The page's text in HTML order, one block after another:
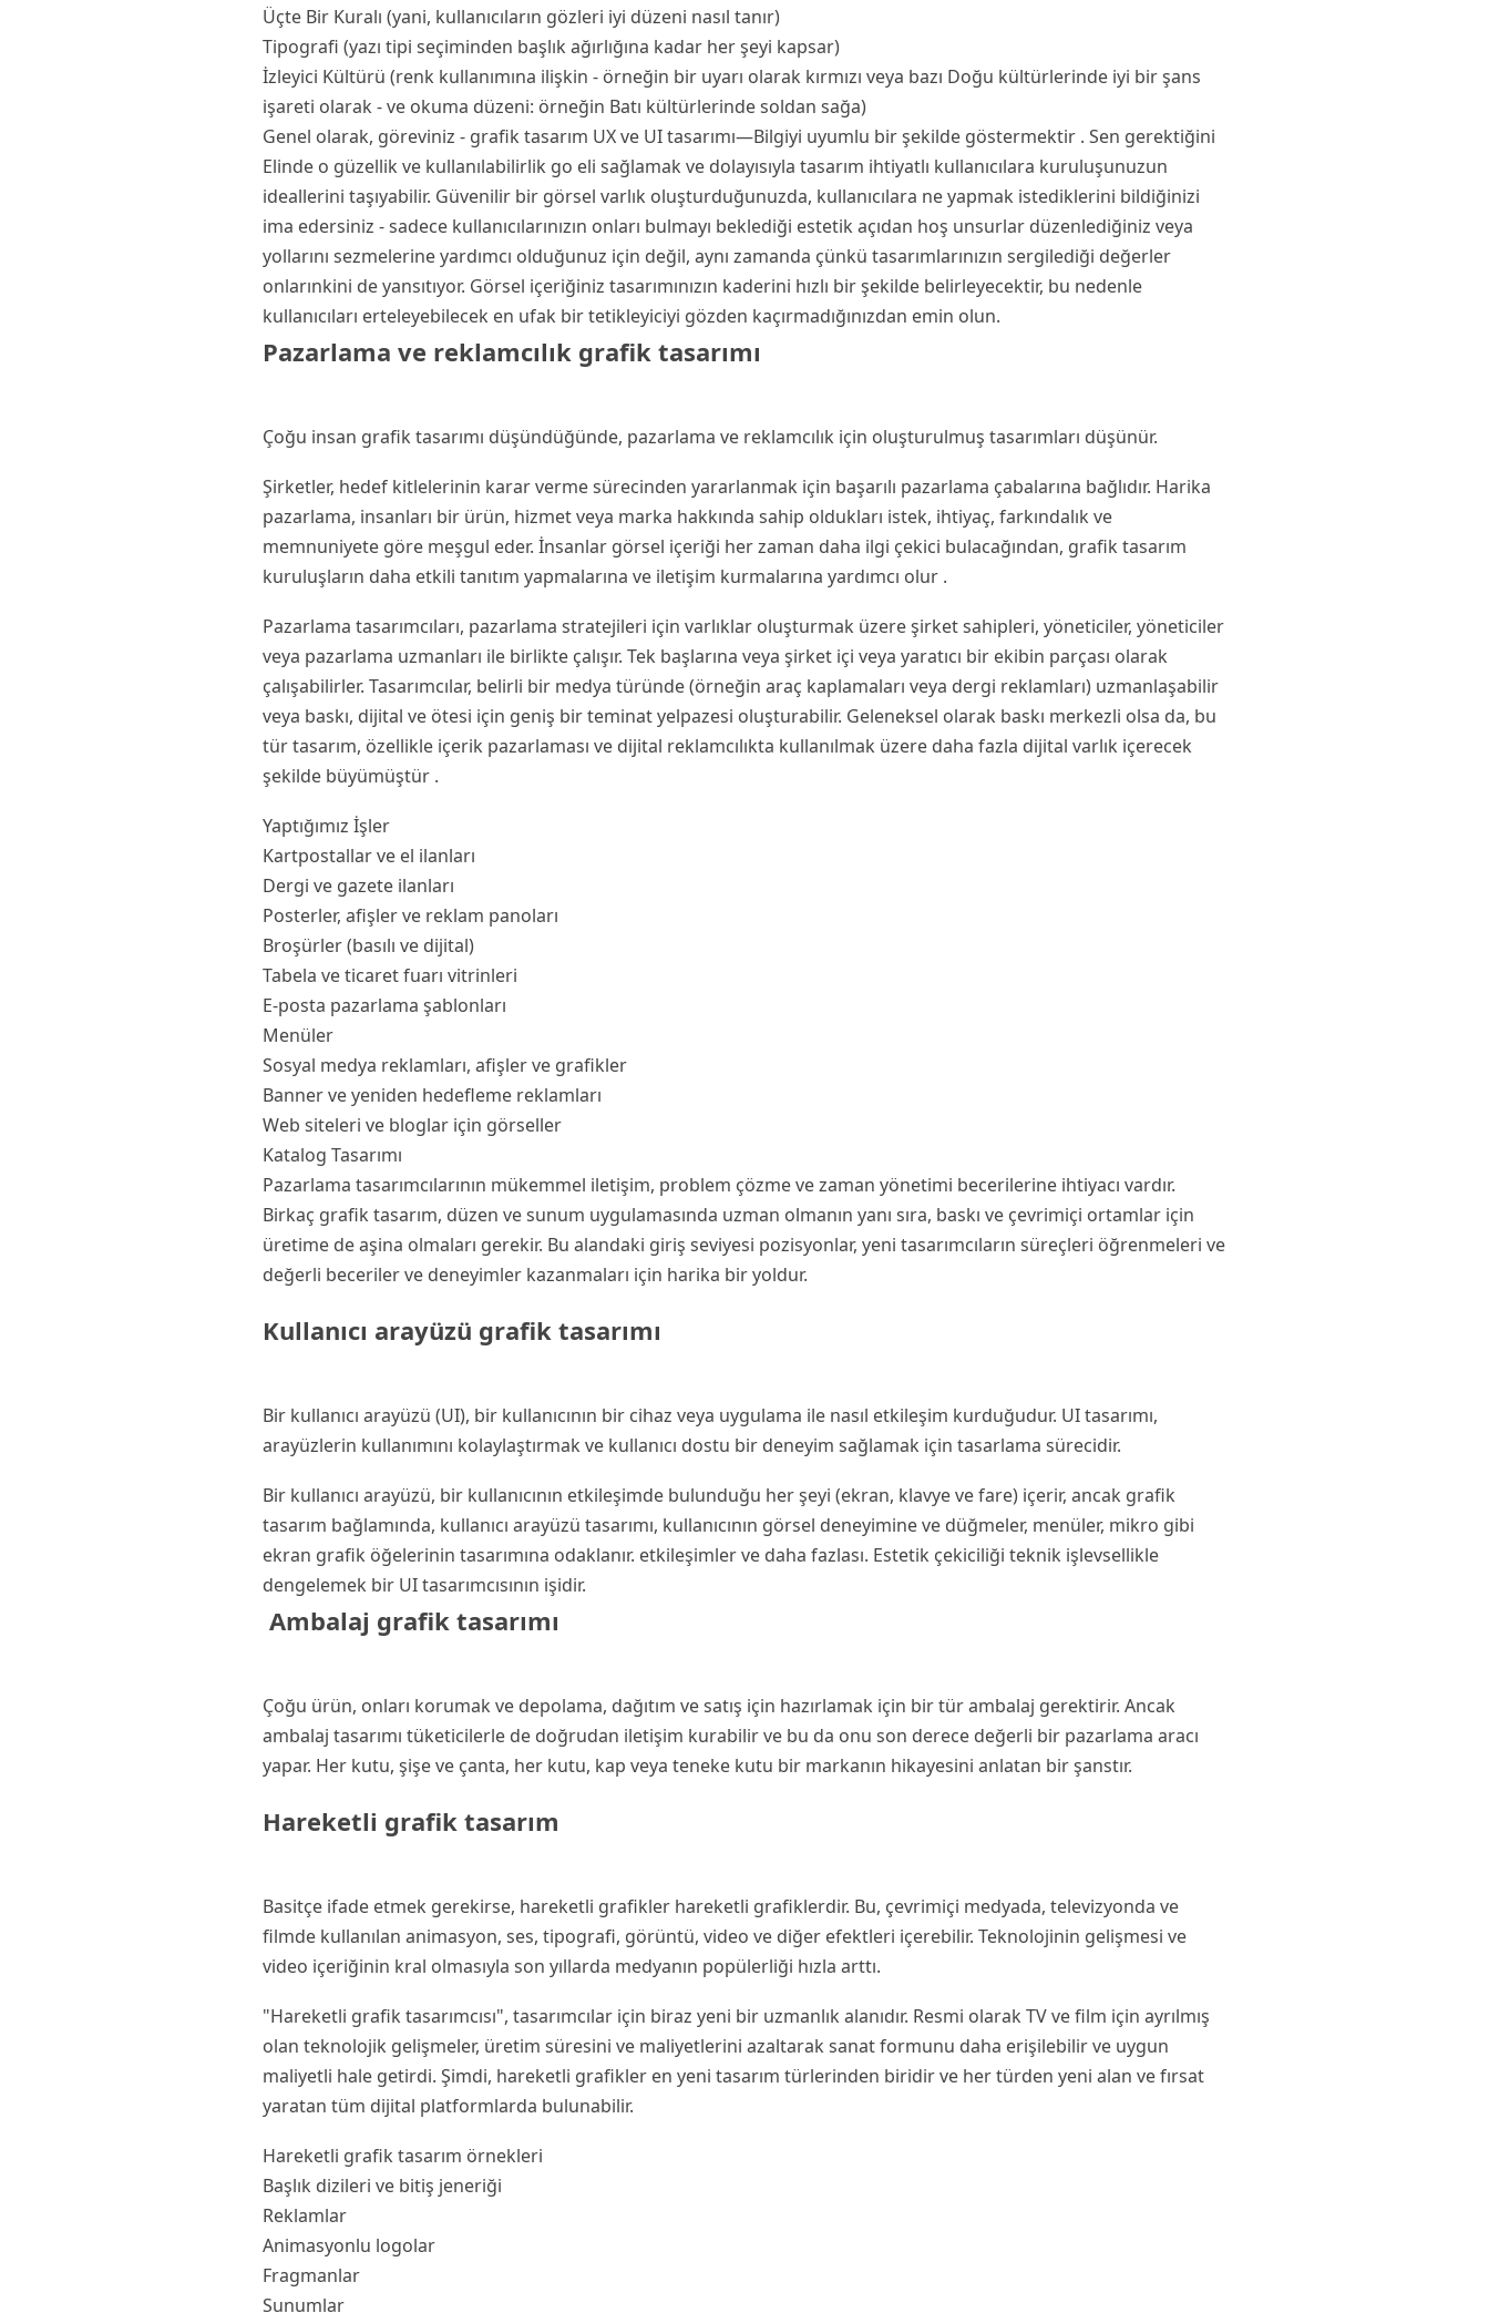
Üçte Bir Kuralı (yani, kullanıcıların gözleri iyi düzeni nasıl tanır)
Tipografi (yazı tipi seçiminden başlık ağırlığına kadar her şeyi kapsar)
İzleyici Kültürü (renk kullanımına ilişkin - örneğin bir uyarı olarak kırmızı veya bazı Doğu kültürlerinde iyi bir şans
işareti olarak - ve okuma düzeni: örneğin Batı kültürlerinde soldan sağa)
Genel olarak, göreviniz - grafik tasarım UX ve UI tasarımı—Bilgiyi uyumlu bir şekilde göstermektir . Sen gerektiğini
Elinde o güzellik ve kullanılabilirlik go eli sağlamak ve dolayısıyla tasarım ihtiyatlı kullanıcılara kuruluşunuzun
ideallerini taşıyabilir. Güvenilir bir görsel varlık oluşturduğunuzda, kullanıcılara ne yapmak istediklerini bildiğinizi
ima edersiniz - sadece kullanıcılarınızın onları bulmayı beklediği estetik açıdan hoş unsurlar düzenlediğiniz veya
yollarını sezmelerine yardımcı olduğunuz için değil, aynı zamanda çünkü tasarımlarınızın sergilediği değerler
onlarınkini de yansıtıyor. Görsel içeriğiniz tasarımınızın kaderini hızlı bir şekilde belirleyecektir, bu nedenle
kullanıcıları erteleyebilecek en ufak bir tetikleyiciyi gözden kaçırmadığınızdan emin olun.
Pazarlama ve reklamcılık grafik tasarımı
Çoğu insan grafik tasarımı düşündüğünde, pazarlama ve reklamcılık için oluşturulmuş tasarımları düşünür.
Şirketler, hedef kitlelerinin karar verme sürecinden yararlanmak için başarılı pazarlama çabalarına bağlıdır. Harika
pazarlama, insanları bir ürün, hizmet veya marka hakkında sahip oldukları istek, ihtiyaç, farkındalık ve
memnuniyete göre meşgul eder. İnsanlar görsel içeriği her zaman daha ilgi çekici bulacağından, grafik tasarım
kuruluşların daha etkili tanıtım yapmalarına ve iletişim kurmalarına yardımcı olur .
Pazarlama tasarımcıları, pazarlama stratejileri için varlıklar oluşturmak üzere şirket sahipleri, yöneticiler, yöneticiler
veya pazarlama uzmanları ile birlikte çalışır. Tek başlarına veya şirket içi veya yaratıcı bir ekibin parçası olarak
çalışabilirler. Tasarımcılar, belirli bir medya türünde (örneğin araç kaplamaları veya dergi reklamları) uzmanlaşabilir
veya baskı, dijital ve ötesi için geniş bir teminat yelpazesi oluşturabilir. Geleneksel olarak baskı merkezli olsa da, bu
tür tasarım, özellikle içerik pazarlaması ve dijital reklamcılıkta kullanılmak üzere daha fazla dijital varlık içerecek
şekilde büyümüştür .
Yaptığımız İşler
Kartpostallar ve el ilanları
Dergi ve gazete ilanları
Posterler, afişler ve reklam panoları
Broşürler (basılı ve dijital)
Tabela ve ticaret fuarı vitrinleri
E-posta pazarlama şablonları
Menüler
Sosyal medya reklamları, afişler ve grafikler
Banner ve yeniden hedefleme reklamları
Web siteleri ve bloglar için görseller
Katalog Tasarımı
Pazarlama tasarımcılarının mükemmel iletişim, problem çözme ve zaman yönetimi becerilerine ihtiyacı vardır.
Birkaç grafik tasarım, düzen ve sunum uygulamasında uzman olmanın yanı sıra, baskı ve çevrimiçi ortamlar için
üretime de aşina olmaları gerekir. Bu alandaki giriş seviyesi pozisyonlar, yeni tasarımcıların süreçleri öğrenmeleri ve
değerli beceriler ve deneyimler kazanmaları için harika bir yoldur.
Kullanıcı arayüzü grafik tasarımı
Bir kullanıcı arayüzü (UI), bir kullanıcının bir cihaz veya uygulama ile nasıl etkileşim kurduğudur. UI tasarımı,
arayüzlerin kullanımını kolaylaştırmak ve kullanıcı dostu bir deneyim sağlamak için tasarlama sürecidir.
Bir kullanıcı arayüzü, bir kullanıcının etkileşimde bulunduğu her şeyi (ekran, klavye ve fare) içerir, ancak grafik
tasarım bağlamında, kullanıcı arayüzü tasarımı, kullanıcının görsel deneyimine ve düğmeler, menüler, mikro gibi
ekran grafik öğelerinin tasarımına odaklanır. etkileşimler ve daha fazlası. Estetik çekiciliği teknik işlevsellikle
dengelemek bir UI tasarımcısının işidir.
Ambalaj grafik tasarımı
Çoğu ürün, onları korumak ve depolama, dağıtım ve satış için hazırlamak için bir tür ambalaj gerektirir. Ancak
ambalaj tasarımı tüketicilerle de doğrudan iletişim kurabilir ve bu da onu son derece değerli bir pazarlama aracı
yapar. Her kutu, şişe ve çanta, her kutu, kap veya teneke kutu bir markanın hikayesini anlatan bir şanstır.
Hareketli grafik tasarım
Basitçe ifade etmek gerekirse, hareketli grafikler hareketli grafiklerdir. Bu, çevrimiçi medyada, televizyonda ve
filmde kullanılan animasyon, ses, tipografi, görüntü, video ve diğer efektleri içerebilir. Teknolojinin gelişmesi ve
video içeriğinin kral olmasıyla son yıllarda medyanın popülerliği hızla arttı.
"Hareketli grafik tasarımcısı", tasarımcılar için biraz yeni bir uzmanlık alanıdır. Resmi olarak TV ve film için ayrılmış
olan teknolojik gelişmeler, üretim süresini ve maliyetlerini azaltarak sanat formunu daha erişilebilir ve uygun
maliyetli hale getirdi. Şimdi, hareketli grafikler en yeni tasarım türlerinden biridir ve her türden yeni alan ve fırsat
yaratan tüm dijital platformlarda bulunabilir.
Hareketli grafik tasarım örnekleri
Başlık dizileri ve bitiş jeneriği
Reklamlar
Animasyonlu logolar
Fragmanlar
Sunumlar